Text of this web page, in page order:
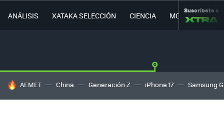
ANÁLISIS XATAKA SELECCIÓN CIENCIA MOVILIDAD
Suscríbete a
HOY SE HABLA DE
AEMET China Generación Z iPhone 17 Samsung